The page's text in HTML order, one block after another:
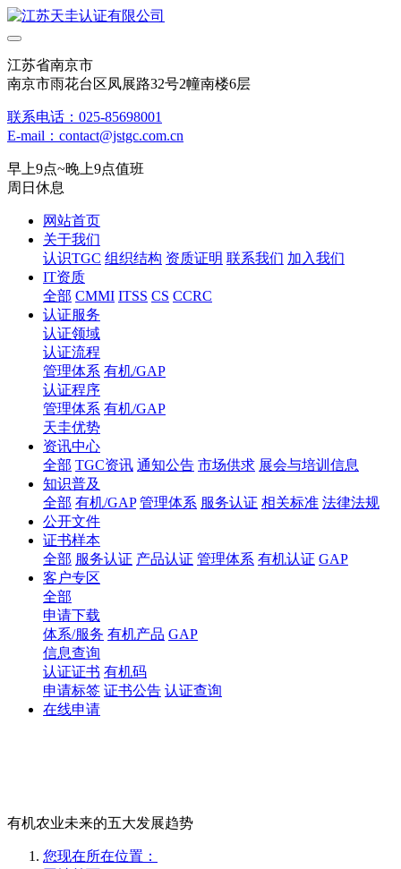
江苏省南京市
南京市雨花台区凤展路32号2幢南楼6层
联系电话：025-85698001
E-mail：contact@jstgc.com.cn
早上9点~晚上9点值班
周日休息
网站首页
关于我们
认识TGC 组织结构 资质证明 联系我们 加入我们
IT资质
全部 CMMI ITSS CS CCRC
认证服务
认证领域
认证流程
管理体系 有机/GAP
认证程序
管理体系 有机/GAP
天圭优势
资讯中心
全部 TGC资讯 通知公告 市场供求 展会与培训信息
知识普及
全部 有机/GAP 管理体系 服务认证 相关标准 法律法规
公开文件
证书样本
全部 服务认证 产品认证 管理体系 有机认证 GAP
客户专区
全部
申请下载
体系/服务 有机产品 GAP
信息查询
认证证书 有机码
申请标签 证书公告 认证查询
在线申请
有机农业未来的五大发展趋势
您现在所在位置：